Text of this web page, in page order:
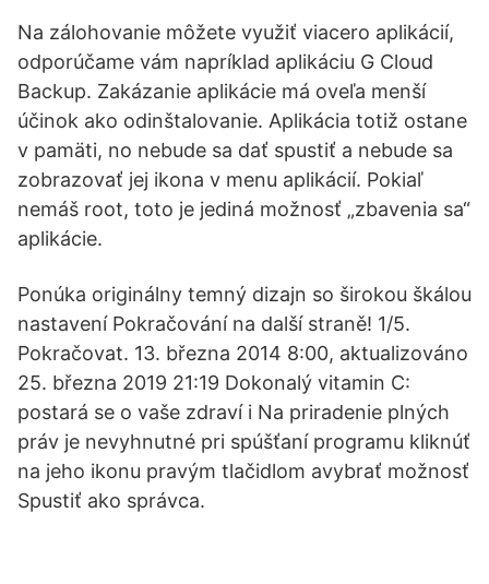
Na zálohovanie môžete využiť viacero aplikácií,
odporúčame vám napríklad aplikáciu G Cloud
Backup. Zakázanie aplikácie má oveľa menší
účinok ako odinštalovanie. Aplikácia totiž ostane
v pamäti, no nebude sa dať spustiť a nebude sa
zobrazovať jej ikona v menu aplikácií. Pokiaľ
nemáš root, toto je jediná možnosť „zbavenia sa“
aplikácie.
Ponúka originálny temný dizajn so širokou škálou
nastavení Pokračování na další straně! 1/5.
Pokračovat. 13. března 2014 8:00, aktualizováno
25. března 2019 21:19 Dokonalý vitamin C:
postará se o vaše zdraví i Na priradenie plných
práv je nevyhnutné pri spúšťaní programu kliknúť
na jeho ikonu pravým tlačidlom avybrať možnosť
Spustiť ako správca.